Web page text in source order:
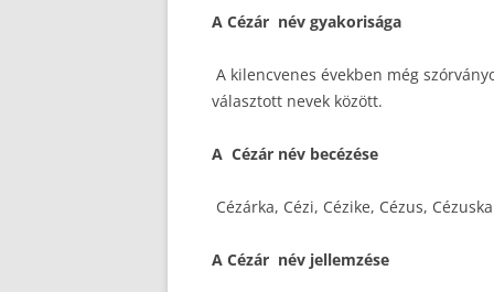
A Cézár név gyakorisága
A kilencvenes években még
választott nevek között.
A Cézár név becézése
Cézárka, Cézi, Cézike, Cézus, Cézuska
A Cézár név jellemzése